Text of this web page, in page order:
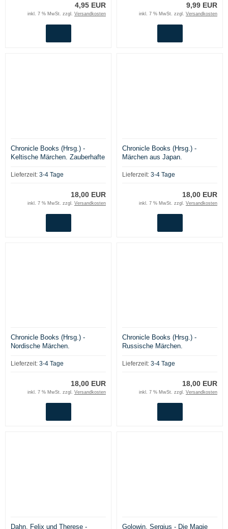
4,95 EUR
inkl. 7 % MwSt. zzgl. Versandkosten
9,99 EUR
inkl. 7 % MwSt. zzgl. Versandkosten
Chronicle Books (Hrsg.) -
Keltische Märchen. Zauberhafte
Irland, Schottland, der Bretagne
Lieferzeit: 3-4 Tage
18,00 EUR
inkl. 7 % MwSt. zzgl. Versandkosten
Chronicle Books (Hrsg.) -
Märchen aus Japan.
Monstern und Magie
Lieferzeit: 3-4 Tage
18,00 EUR
inkl. 7 % MwSt. zzgl. Versandkosten
Chronicle Books (Hrsg.) -
Nordische Märchen.
Schweden, Finnland, Island und
Lieferzeit: 3-4 Tage
18,00 EUR
inkl. 7 % MwSt. zzgl. Versandkosten
Chronicle Books (Hrsg.) -
Russische Märchen.
voller Geist und Magie
Lieferzeit: 3-4 Tage
18,00 EUR
inkl. 7 % MwSt. zzgl. Versandkosten
Dahn, Felix und Therese - Golowin, Sergius - Die Magie